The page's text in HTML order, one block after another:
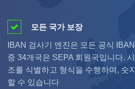
모든 국가 보장
IBAN 검사기 엔진은 모든 공식
중 34개국은 SEPA 회원국입니다.
조를 식별하고 형식을 수행하며, 숫
할 수 있습니다